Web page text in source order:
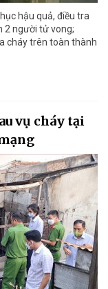
hậu quả, điều tra
2 người tử vong;
cháy trên toàn thành
vụ cháy tại